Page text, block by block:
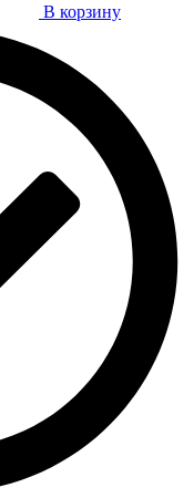
В корзину